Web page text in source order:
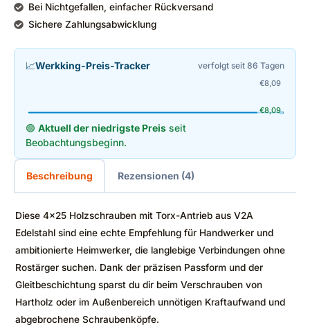
Bei Nichtgefallen, einfacher Rückversand
Sichere Zahlungsabwicklung
📈Werkking-Preis-Tracker verfolgt seit 86 Tagen
€8,09
€8,09
🟢 Aktuell der niedrigste Preis seit
Beobachtungsbeginn.
Beschreibung Rezensionen (4)
Diese 4×25 Holzschrauben mit Torx-Antrieb aus V2A
Edelstahl sind eine echte Empfehlung für Handwerker und
ambitionierte Heimwerker, die langlebige Verbindungen ohne
Rostärger suchen. Dank der präzisen Passform und der
Gleitbeschichtung sparst du dir beim Verschrauben von
Hartholz oder im Außenbereich unnötigen Kraftaufwand und
abgebrochene Schraubenköpfe.